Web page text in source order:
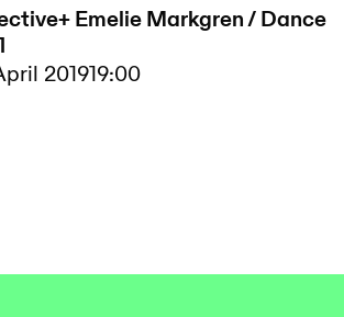
Emelie Markgren / Dance
201919:00